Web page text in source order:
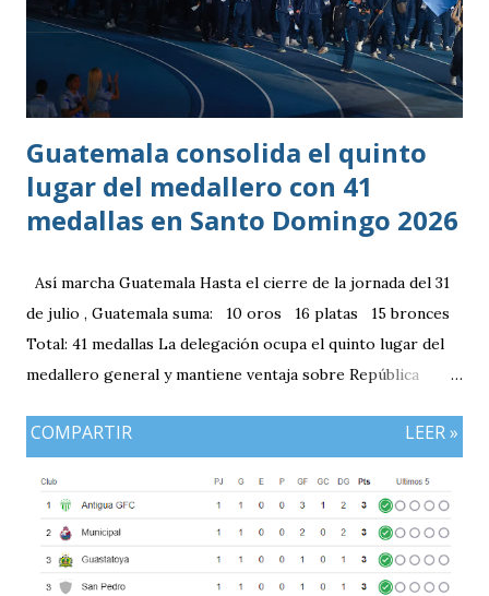
Guatemala consolida el quinto
lugar del medallero con 41
medallas en Santo Domingo 2026
Así marcha Guatemala Hasta el cierre de la jornada del 31
de julio , Guatemala suma: 10 oros 16 platas 15 bronces
Total: 41 medallas La delegación ocupa el quinto lugar del
medallero general y mantiene ventaja sobre República
plata, aunque ambos países registran el mismo número de
COMPARTIR LEER »